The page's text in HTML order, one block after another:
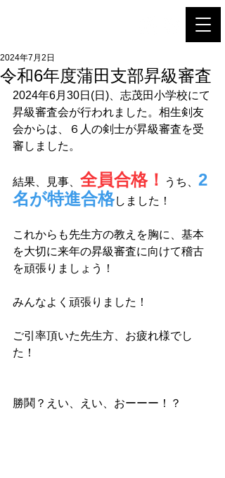
令和6年度蒲田支部昇級審査
2024年7月2日
2024年6月30日(日)、志茂田小学校にて
昇級審査会が行われました。相生剣友
会からは、６人の剣士が昇級審査を受
審しました。
結果、見事、 全員合格！ うち、 2
名が特進合格しました！
これからも先生方の教えを胸に、基本
を大切に来年の昇級審査に向けて稽古
を頑張りましょう！
みんなよく頑張りました！
ご引率頂いた先生方、お疲れ様でし
た！
勝鬨？えい、えい、おーーー！？